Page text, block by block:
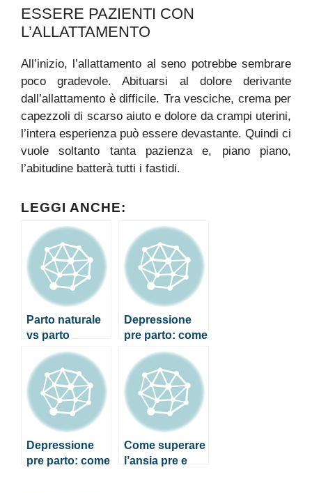
ESSERE PAZIENTI CON
L’ALLATTAMENTO
All’inizio, l’allattamento al seno potrebbe sembrare
poco gradevole. Abituarsi al dolore derivante
dall’allattamento è difficile. Tra vesciche, crema per
capezzoli di scarso aiuto e dolore da crampi uterini,
l’intera esperienza può essere devastante. Quindi ci
vuole soltanto tanta pazienza e, piano piano,
l’abitudine batterà tutti i fastidi.
LEGGI ANCHE:
Parto naturale
vs parto
epidurale: cosa
aspettarsi
Depressione
pre parto: come
riconoscerla
Depressione
pre parto: come
Come superare
l’ansia pre e